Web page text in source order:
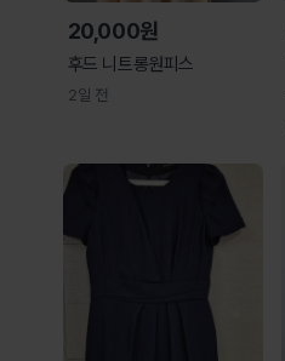
20,000원
후드 니트롱원피스
2일 전